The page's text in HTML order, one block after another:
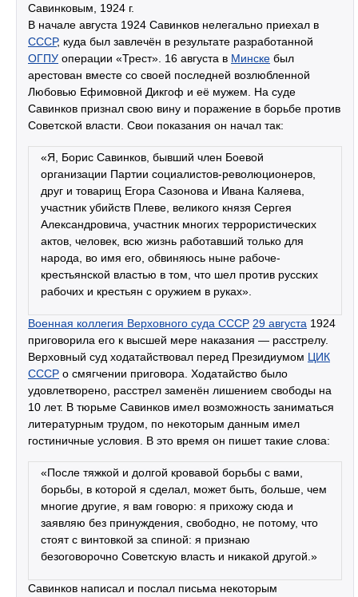
Савинковым, 1924 г.
В начале августа 1924 Савинков нелегально приехал в
СССР, куда был завлечён в результате разработанной
ОГПУ операции «Трест». 16 августа в Минске был
арестован вместе со своей последней возлюбленной
Любовью Ефимовной Дикгоф и её мужем. На суде
Савинков признал свою вину и поражение в борьбе против
Советской власти. Свои показания он начал так:
«Я, Борис Савинков, бывший член Боевой
организации Партии социалистов-революционеров,
друг и товарищ Егора Сазонова и Ивана Каляева,
участник убийств Плеве, великого князя Сергея
Александровича, участник многих террористических
актов, человек, всю жизнь работавший только для
народа, во имя его, обвиняюсь ныне рабоче-
крестьянской властью в том, что шел против русских
рабочих и крестьян с оружием в руках».
Военная коллегия Верховного суда СССР 29 августа 1924
приговорила его к высшей мере наказания — расстрелу.
Верховный суд ходатайствовал перед Президиумом ЦИК
СССР о смягчении приговора. Ходатайство было
удовлетворено, расстрел заменён лишением свободы на
10 лет. В тюрьме Савинков имел возможность заниматься
литературным трудом, по некоторым данным имел
гостиничные условия. В это время он пишет такие слова:
«После тяжкой и долгой кровавой борьбы с вами,
борьбы, в которой я сделал, может быть, больше, чем
многие другие, я вам говорю: я прихожу сюда и
заявляю без принуждения, свободно, не потому, что
стоят с винтовкой за спиной: я признаю
безоговорочно Советскую власть и никакой другой.»
Савинков написал и послал письма некоторым